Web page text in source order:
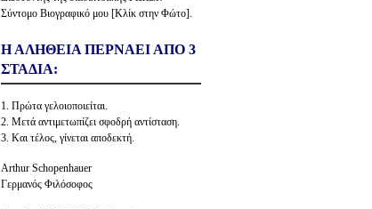
Σύντομο Βιογραφικό μου [Κλίκ στην Φώτο].
Η ΑΛΗΘΕΙΑ ΠΕΡΝΑΕΙ ΑΠΟ 3
ΣΤΑΔΙΑ:
1. Πρώτα γελοιοποιείται.
2. Μετά αντιμετωπίζει σφοδρή αντίσταση.
3. Και τέλος, γίνεται αποδεκτή.
Arthur Schopenhauer
Γερμανός Φιλόσοφος